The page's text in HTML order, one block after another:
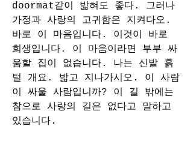
doormat같이 밟혀도 좋다. 그러나
가정과 사랑의 고귀함은 지켜다오.
바로 이 마음입니다. 이것이 바로
희생입니다. 이 마음이라면 부부 싸
움할 집이 없습니다. 나는 신발 흙
털 개요. 밟고 지나가시오. 이 사람
이 싸울 사람입니까? 이 길 밖에는
참으로 사랑의 길은 없다고 말하고
있습니다.